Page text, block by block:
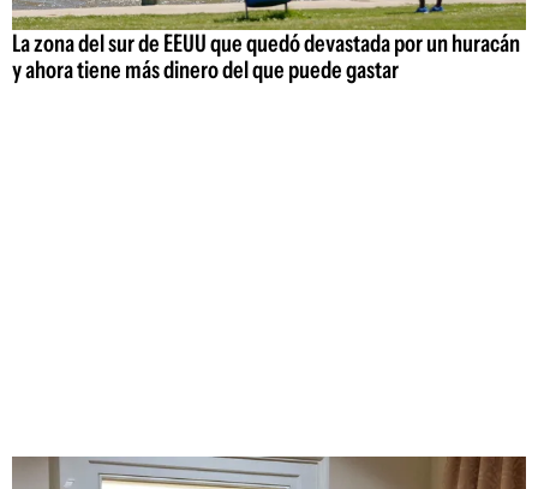
La zona del sur de EEUU que quedó devastada por un huracán
y ahora tiene más dinero del que puede gastar